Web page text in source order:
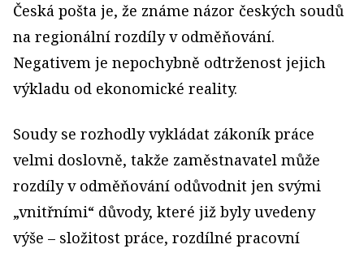
Česká pošta je, že známe názor českých soudů
na regionální rozdíly v odměňování.
Negativem je nepochybně odtrženost jejich
výkladu od ekonomické reality.
Soudy se rozhodly vykládat zákoník práce
velmi doslovně, takže zaměstnavatel může
rozdíly v odměňování odůvodnit jen svými
„vnitřními“ důvody, které již byly uvedeny
výše – složitost práce, rozdílné pracovní